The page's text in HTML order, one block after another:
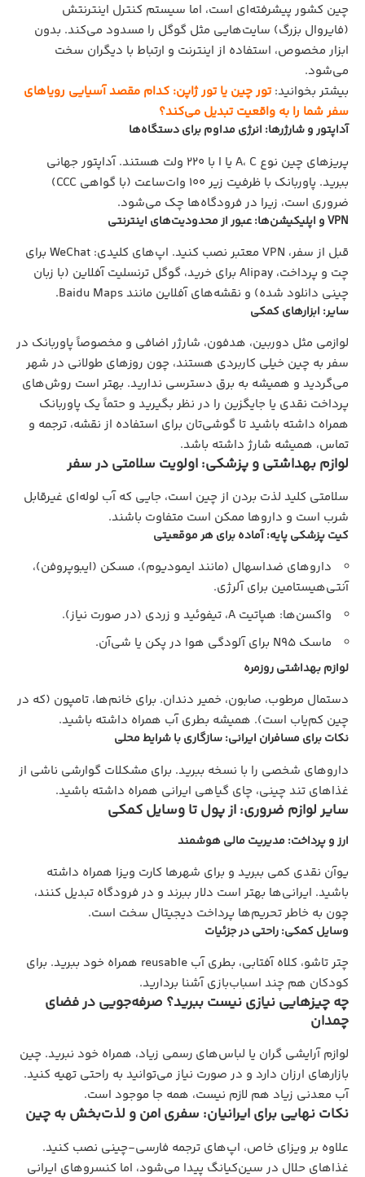
چین کشور پیشرفته‌ای است، اما سیستم کنترل اینترنتش
(فایروال بزرگ) سایت‌هایی مثل گوگل را مسدود می‌کند. بدون
ابزار مخصوص، استفاده از اینترنت و ارتباط با دیگران سخت
می‌شود.
بیشتر بخوانید:تور چین یا تور ژاپن: کدام مقصد آسیایی رویاهای
سفر شما را به واقعیت تبدیل می‌کند؟
آداپتور و شارژرها: انرژی مداوم برای دستگاه‌ها
پریزهای چین نوع A، C یا I با ۲۲۰ ولت هستند. آداپتور جهانی
ببرید. پاوربانک با ظرفیت زیر ۱۰۰ وات‌ساعت (با گواهی CCC)
ضروری است، زیرا در فرودگاه‌ها چک می‌شود.
VPN و اپلیکیشن‌ها: عبور از محدودیت‌های اینترنتی
قبل از سفر، VPN معتبر نصب کنید. اپ‌های کلیدی: WeChat برای
چت و پرداخت، Alipay برای خرید، گوگل ترنسلیت آفلاین (با زبان
چینی دانلود شده) و نقشه‌های آفلاین مانند Baidu Maps.
سایر: ابزارهای کمکی
لوازمی مثل دوربین، هدفون، شارژر اضافی و مخصوصاً پاوربانک در
سفر به چین خیلی کاربردی هستند، چون روزهای طولانی در شهر
می‌گردید و همیشه به برق دسترسی ندارید. بهتر است روش‌های
پرداخت نقدی یا جایگزین را در نظر بگیرید و حتماً یک پاوربانک
همراه داشته باشید تا گوشی‌تان برای استفاده از نقشه، ترجمه و
تماس، همیشه شارژ داشته باشد.
لوازم بهداشتی و پزشکی: اولویت سلامتی در سفر
سلامتی کلید لذت بردن از چین است، جایی که آب لوله‌ای غیرقابل
شرب است و داروها ممکن است متفاوت باشند.
کیت پزشکی پایه: آماده برای هر موقعیتی
داروهای ضداسهال (مانند ایمودیوم)، مسکن (ایبوپروفن)،
آنتی‌هیستامین برای آلرژی.
واکسن‌ها: هپاتیت A، تیفوئید و زردی (در صورت نیاز).
ماسک N95 برای آلودگی هوا در پکن یا شی‌آن.
لوازم بهداشتی روزمره
دستمال مرطوب، صابون، خمیر دندان. برای خانم‌ها، تامپون (که در
چین کم‌یاب است). همیشه بطری آب همراه داشته باشید.
نکات برای مسافران ایرانی: سازگاری با شرایط محلی
داروهای شخصی را با نسخه ببرید. برای مشکلات گوارشی ناشی از
غذاهای تند چینی، چای گیاهی ایرانی همراه داشته باشید.
سایر لوازم ضروری: از پول تا وسایل کمکی
ارز و پرداخت: مدیریت مالی هوشمند
یوآن نقدی کمی ببرید و برای شهرها کارت ویزا همراه داشته
باشید. ایرانی‌ها بهتر است دلار ببرند و در فرودگاه تبدیل کنند،
چون به خاطر تحریم‌ها پرداخت دیجیتال سخت است.
وسایل کمکی: راحتی در جزئیات
چتر تاشو، کلاه آفتابی، بطری آب reusable همراه خود ببرید. برای
کودکان هم چند اسباب‌بازی‌ آشنا بردارید.
چه چیزهایی نیازی نیست ببرید؟ صرفه‌جویی در فضای
چمدان
لوازم آرایشی گران یا لباس‌های رسمی زیاد، همراه خود نبرید. چین
بازارهای ارزان دارد و در صورت نیاز می‌توانید به راحتی تهیه کنید.
آب معدنی زیاد هم لازم نیست، همه جا موجود است.
نکات نهایی برای ایرانیان: سفری امن و لذت‌بخش به چین
علاوه بر ویزای خاص، اپ‌های ترجمه فارسی-چینی نصب کنید.
غذاهای حلال در سین‌کیانگ پیدا می‌شود، اما کنسروهای ایرانی